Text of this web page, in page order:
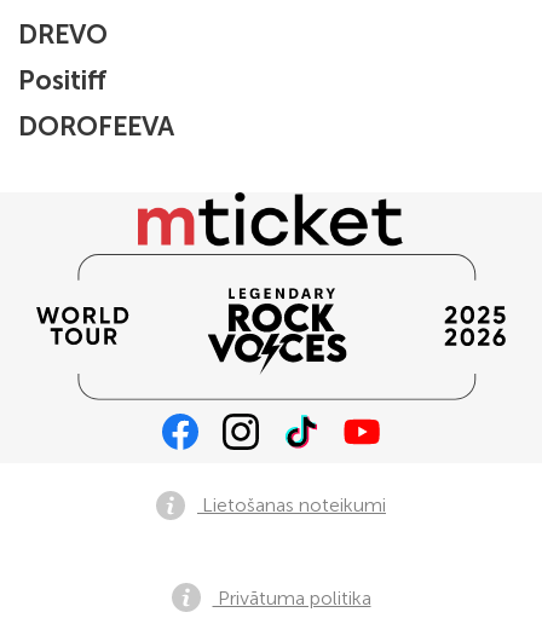
DREVO
Positiff
DOROFEEVA
Lietošanas noteikumi
Privātuma politika